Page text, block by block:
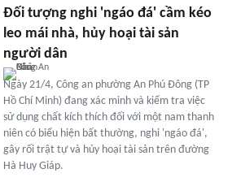
Đối tượng nghi 'ngáo đá' cầm kéo
leo mái nhà, hủy hoại tài sản
người dân
Ngày 21/4, Công an phường An Phú Đông (TP
Hồ Chí Minh) đang xác minh và kiểm tra việc
sử dụng chất kích thích đối với một nam thanh
niên có biểu hiện bất thường, nghi 'ngáo đá',
gây rối trật tự và hủy hoại tài sản trên đường
Hà Huy Giáp.